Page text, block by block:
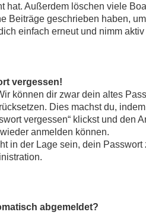
hat. Außerdem löschen viele
Beiträge geschrieben haben,
einfach erneut und nimm
vergessen!
können dir zwar dein altes
Dies machst du,
vergessen“ klickst und den
anmelden können.
in der Lage sein, dein
abgemeldet?